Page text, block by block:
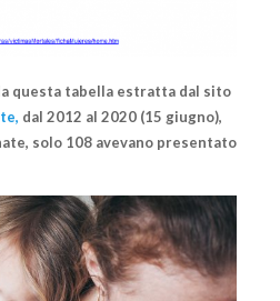
questa tabella estratta dal sito
dal 2012 al 2020 (15 giugno),
solo 108 avevano presentato